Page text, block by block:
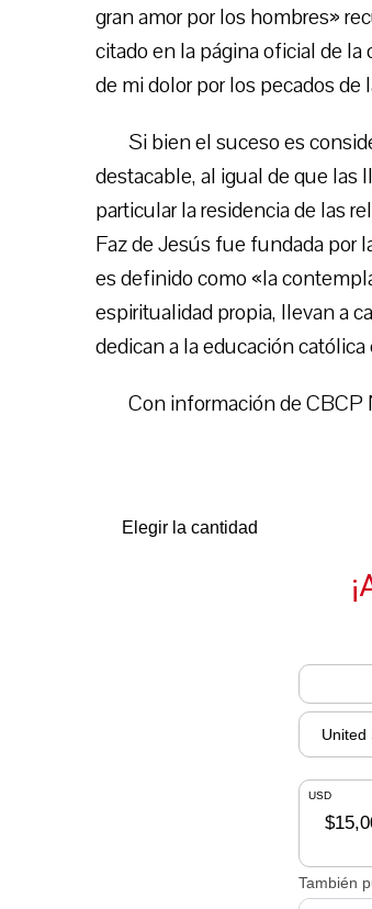
gran amor por los hombres»
citado en la página oficial de
de mi dolor por los pecados de
Si bien el suceso es
destacable, al igual de que las
particular la residencia de las
Faz de Jesús fue fundada por
es definido como «la
espiritualidad propia, llevan a
dedican a la educación
Con información de CBCP